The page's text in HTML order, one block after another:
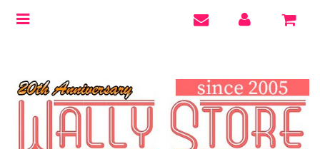
Toggle